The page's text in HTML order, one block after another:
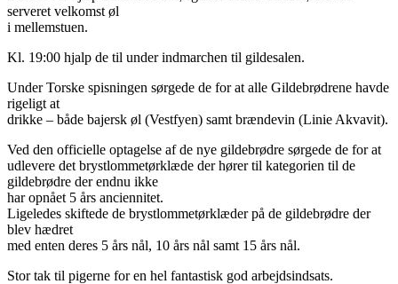
serveret velkomst øl
i mellemstuen.
Kl. 19:00 hjalp de til under indmarchen til gildesalen.
Under Torske spisningen sørgede de for at alle Gildebrødrene havde
rigeligt at
drikke – både bajersk øl (Vestfyen) samt brændevin (Linie Akvavit).
Ved den officielle optagelse af de nye gildebrødre sørgede de for at
udlevere det brystlommetørklæde der hører til kategorien til de
gildebrødre der endnu ikke
har opnået 5 års anciennitet.
Ligeledes skiftede de brystlommetørklæder på de gildebrødre der
blev hædret
med enten deres 5 års nål, 10 års nål samt 15 års nål.
Stor tak til pigerne for en hel fantastisk god arbejdsindsats.